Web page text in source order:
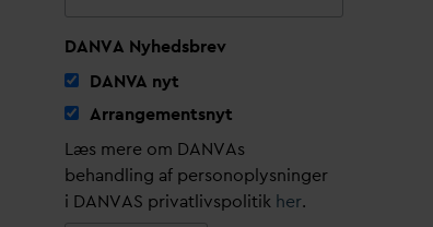
DANVA Nyhedsbrev
DANVA nyt
Arrangementsnyt
Læs mere om DANVAs
behandling af personoplysninger
i DANVAS privatlivspolitik her.